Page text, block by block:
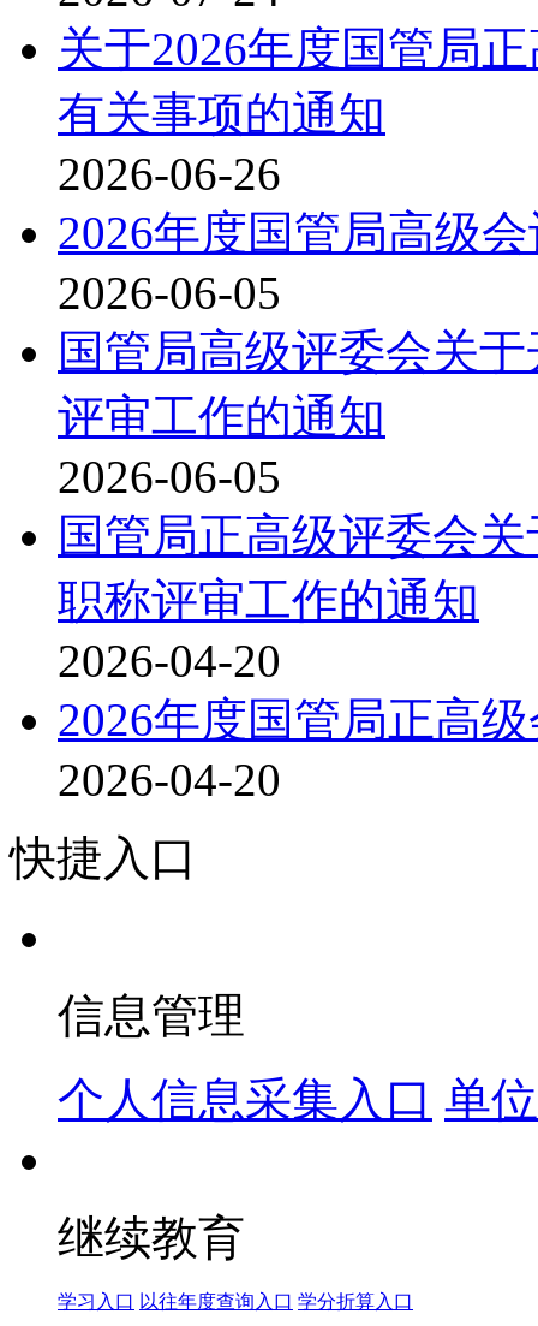
关于2026年度国管局
有关事项的通知
2026-06-26
2026年度国管局高级
2026-06-05
国管局高级评委会关
评审工作的通知
2026-06-05
国管局正高级评委会
职称评审工作的通知
2026-04-20
2026年度国管局正高
2026-04-20
快捷入口
信息管理
个人信息采集入口 单
继续教育
学习入口 以往年度查询入口 学分折算入口